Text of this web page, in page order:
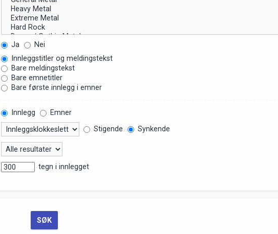
Ja
Nei
Innleggstitler og meldingstekst
Bare meldingstekst
Bare emnetitler
Bare første innlegg i emner
Innlegg
Emner
Stigende Synkende
tegn i innlegget